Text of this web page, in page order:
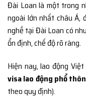
Đài Loan là một trong
ngoài lớn nhất châu Á,
nghề tại Đài Loan có
ổn định, chế độ rõ ràng.
Hiện nay, lao động
visa lao động phổ
theo quy định).